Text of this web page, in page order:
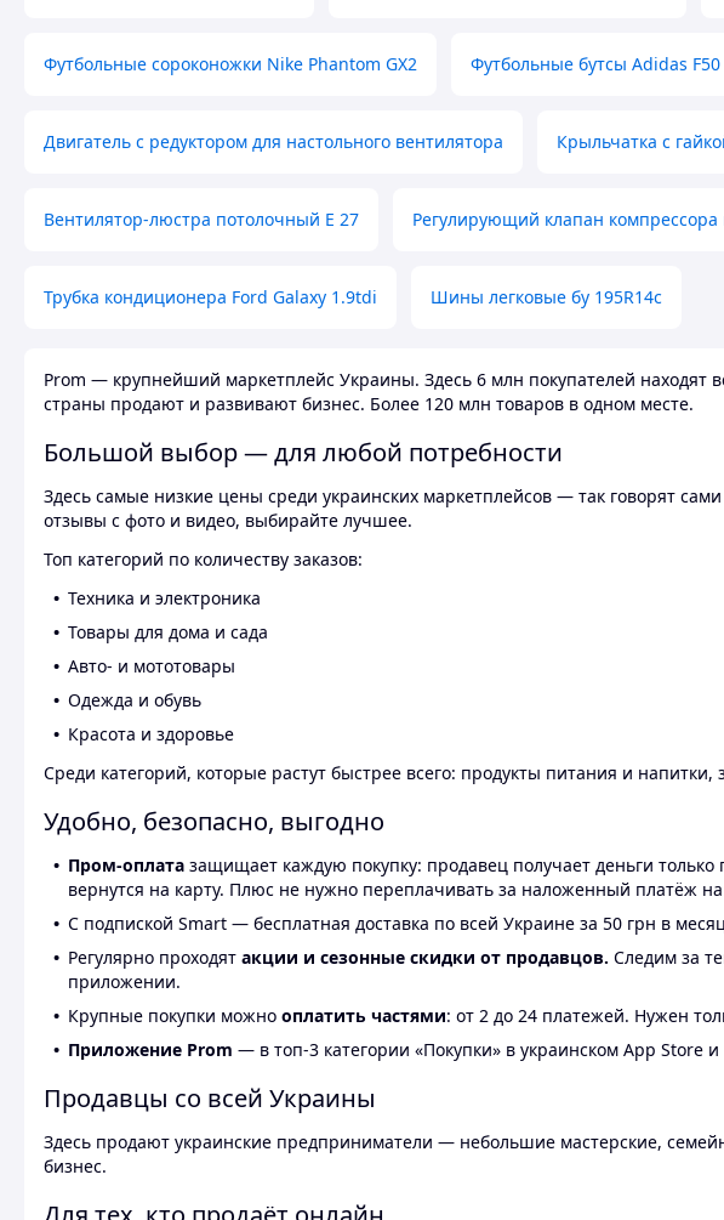
Футбольные сороконожки Nike Phantom GX2 Футбольные бутсы Adidas F50
Двигатель с редуктором для настольного вентилятора Крыльчатка с
Вентилятор-люстра потолочный E 27 Регулирующий клапан
Трубка кондиционера Ford Galaxy 1.9tdi Шины легковые бу 195R14c
Prom — крупнейший маркетплейс Украины. Здесь 6 млн покупателей
страны продают и развивают бизнес. Более 120 млн товаров в одном месте.
Большой выбор — для любой потребности
Здесь самые низкие цены среди украинских маркетплейсов — так говорят
отзывы с фото и видео, выбирайте лучшее.
Топ категорий по количеству заказов:
Техника и электроника
Товары для дома и сада
Авто- и мототовары
Одежда и обувь
Красота и здоровье
Среди категорий, которые растут быстрее всего: продукты питания и
Удобно, безопасно, выгодно
Пром-оплата защищает каждую покупку: продавец получает деньги только
вернутся на карту. Плюс не нужно переплачивать за наложенный платёж
С подпиской Smart — бесплатная доставка по всей Украине за 50 грн в
Регулярно проходят акции и сезонные скидки от продавцов. Следим за
приложении.
Крупные покупки можно оплатить частями: от 2 до 24 платежей. Нужен
Приложение Prom — в топ-3 категории «Покупки» в украинском App Store
Продавцы со всей Украины
Здесь продают украинские предприниматели — небольшие мастерские,
бизнес.